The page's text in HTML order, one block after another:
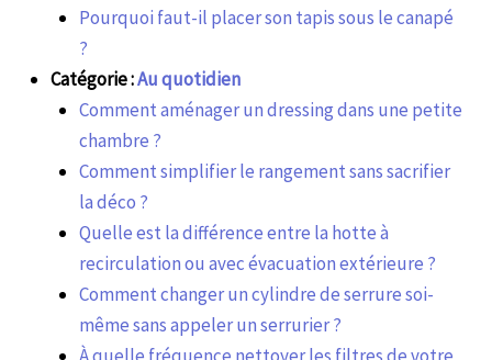
Pourquoi faut-il placer son tapis sous le canapé
?
Catégorie :Au quotidien
Comment aménager un dressing dans une petite
chambre ?
Comment simplifier le rangement sans sacrifier
la déco ?
Quelle est la différence entre la hotte à
recirculation ou avec évacuation extérieure ?
Comment changer un cylindre de serrure soi-
même sans appeler un serrurier ?